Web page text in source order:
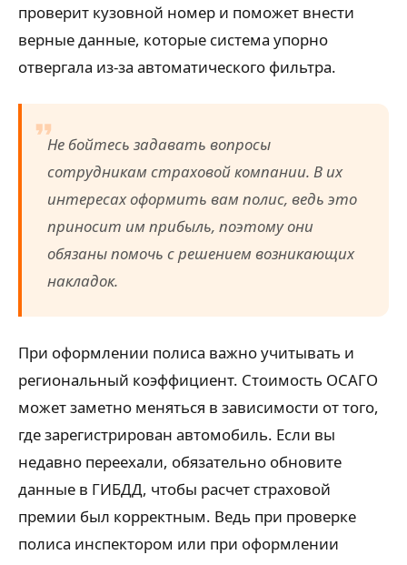
проверит кузовной номер и поможет внести
верные данные, которые система упорно
отвергала из-за автоматического фильтра.
Не бойтесь задавать вопросы
сотрудникам страховой компании. В их
интересах оформить вам полис, ведь это
приносит им прибыль, поэтому они
обязаны помочь с решением возникающих
накладок.
При оформлении полиса важно учитывать и
региональный коэффициент. Стоимость ОСАГО
может заметно меняться в зависимости от того,
где зарегистрирован автомобиль. Если вы
недавно переехали, обязательно обновите
данные в ГИБДД, чтобы расчет страховой
премии был корректным. Ведь при проверке
полиса инспектором или при оформлении